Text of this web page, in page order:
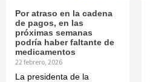
Por atraso en la cadena
de pagos, en las
próximas semanas
podría haber faltante de
medicamentos
22 febrero, 2026
La presidenta de la